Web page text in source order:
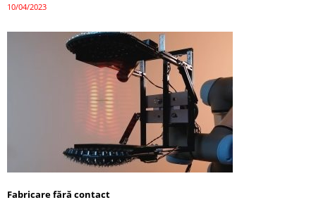
10/04/2023
Fabricare fără contact